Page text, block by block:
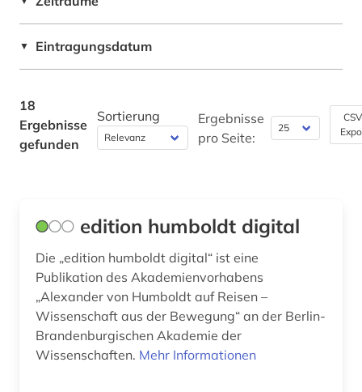
Werkstoffwissenschaften und
Wissenschaftskunde, Forschung, Hochschul-,
Museumswesen (1)
herzog august bibliothek (1)
johann joseph (1)
katalog (2)
komponist (2)
kulturwissenschaften (1)
langsame heimkehr (1)
libanon (1)
▼ Eintragungsdatum
18
Ergebnisse
gefunden
Sortierung
Ergebnisse
pro Seite:
edition humboldt digital
Die „edition humboldt digital“ ist eine
Publikation des Akademienvorhabens
„Alexander von Humboldt auf Reisen –
Wissenschaft aus der Bewegung“ an der Berlin-
Brandenburgischen Akademie der
Wissenschaften. Mehr Informationen